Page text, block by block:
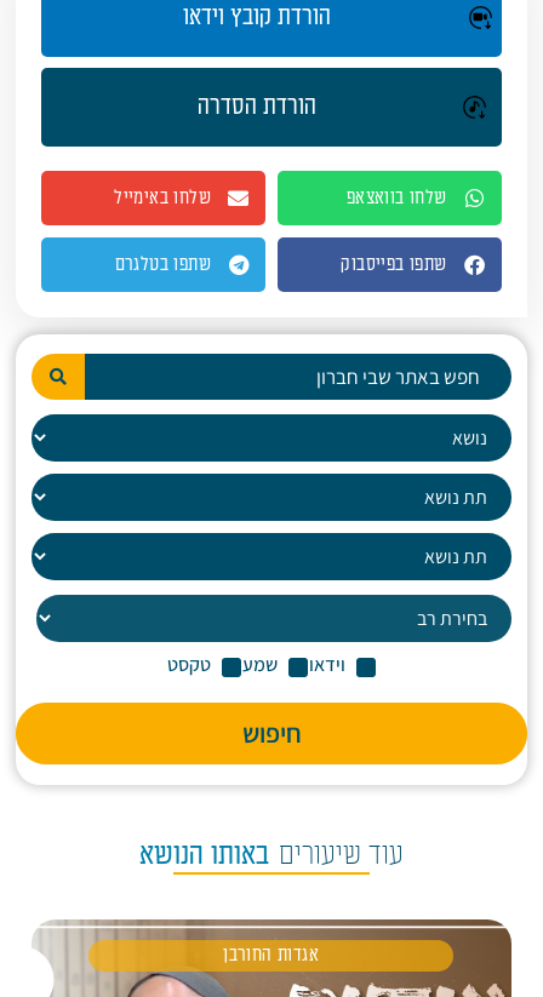
הורדת קובץ וידאו
הורדת הסדרה
שלחו בוואצאפ שלחו באימייל
שתפו בפייסבוק שתפו בטלגרם
וידאו שמע טקסט
חיפוש
עוד שיעורים באותו הנושא
אגדות החורבן